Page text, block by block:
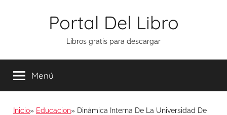
Portal Del Libro
Libros gratis para descargar
Menú
Inicio Educacion
Dinámica Interna De La Universidad De